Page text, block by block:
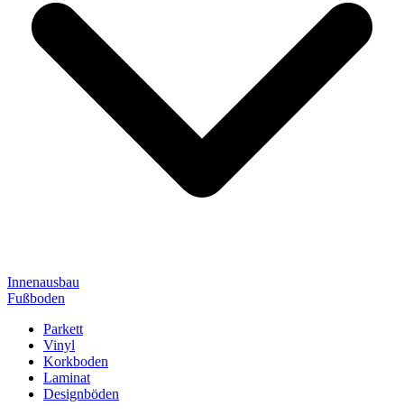
Innenausbau
Fußboden
Parkett
Vinyl
Korkboden
Laminat
Designböden